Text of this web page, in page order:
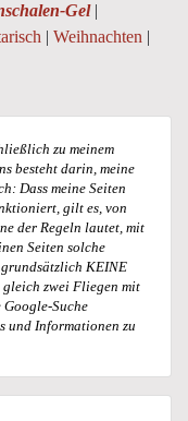
Gel|
| Weihnachten |
zu meinem
besteht darin, meine
Dass meine Seiten
gilt es, von
der Regeln lautet, mit
Seiten solche
KEINE
gleich zwei Fliegen mit
Suche
und Informationen zu